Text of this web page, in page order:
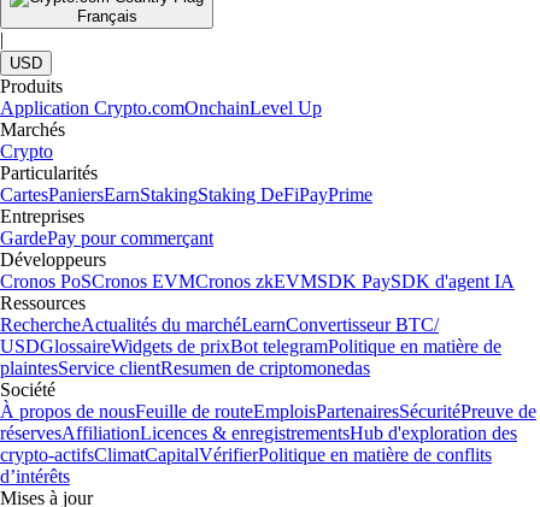
Français
|
USD
Produits
Application Crypto.comOnchainLevel Up
Marchés
Crypto
Particularités
CartesPaniersEarnStakingStaking DeFiPayPrime
Entreprises
GardePay pour commerçant
Développeurs
Cronos PoSCronos EVMCronos zkEVMSDK PaySDK d'agent IA
Ressources
RechercheActualités du marchéLearnConvertisseur BTC/
USDGlossaireWidgets de prixBot telegramPolitique en matière de
plaintesService clientResumen de criptomonedas
Société
À propos de nousFeuille de routeEmploisPartenairesSécuritéPreuve de
réservesAffiliationLicences & enregistrementsHub d'exploration des
crypto-actifsClimatCapitalVérifierPolitique en matière de conflits
d’intérêts
Mises à jour